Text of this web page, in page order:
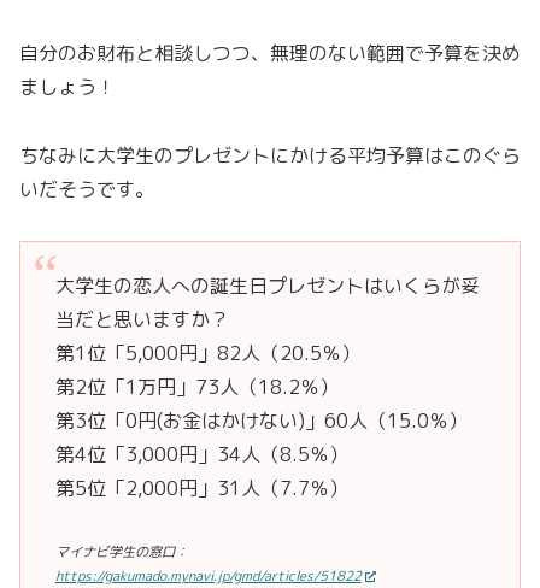
自分のお財布と相談しつつ、無理のない範囲で予算を決め
ましょう！
ちなみに大学生のプレゼントにかける平均予算はこのぐら
いだそうです。
大学生の恋人への誕生日プレゼントはいくらが妥
当だと思いますか？
第1位「5,000円」82人（20.5％）
第2位「1万円」73人（18.2％）
第3位「0円(お金はかけない)」60人（15.0％）
第4位「3,000円」34人（8.5％）
第5位「2,000円」31人（7.7％）
マイナビ学生の窓口：
https://gakumado.mynavi.jp/gmd/articles/51822